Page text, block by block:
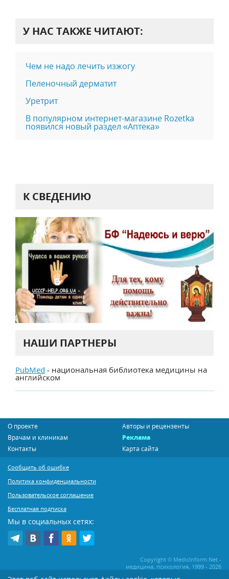
У НАС ТАКЖЕ ЧИТАЮТ:
Чем не надо лечить изжогу
Пеленочный дерматит
Уретрит
В популярном интернет-магазине Rozetka
появился новый раздел «Аптека»
К СВЕДЕНИЮ
НАШИ ПАРТНЕРЫ
PubMed - национальная библиотека медицины на
английском
О проекте
Авторы и рецензенты
Врачам и клиникам
Реклама
Контакты
Карта сайта
Сообщить об ошибке
Политика конфиденциальности
Пользовательское соглашение
Бесплатная подписка
Мы в социальных сетях:
Copyright © MedicInform.Net -
медицина, психология, 1999 - 2026